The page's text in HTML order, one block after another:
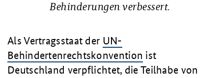
Behinderungen verbessert.
Als Vertragsstaat der UN-
Behindertenrechtskonvention ist
Deutschland verpflichtet, die Teilhabe von